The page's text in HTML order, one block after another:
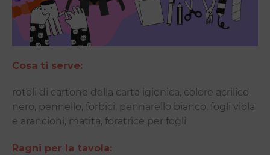
Cosa ti serve:
rotoli di cartone della carta igienica, colore acrilico
nero, pennello, forbici, pennarello bianco, fogli viola
e arancioni, matita, foratrice per fogli
Ragni per la tavola: